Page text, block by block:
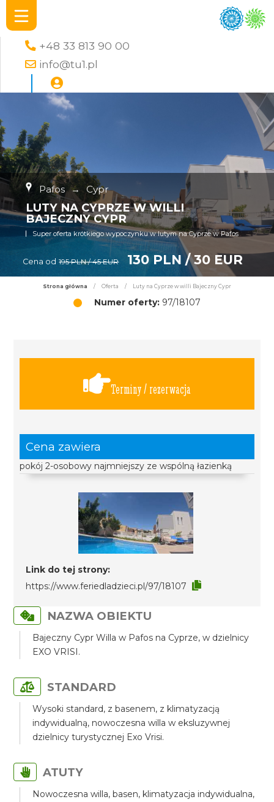
+48 33 813 90 00
info@tu1.pl
Pafos → Cypr
LUTY NA CYPRZE W WILLI
BAJECZNY CYPR
Super oferta krótkiego wypoczynku w lutym na Cyprze w Pafos
Cena od 195 PLN / 45 EUR 130 PLN / 30 EUR
Strona główna / Oferta / Luty na Cyprze w willi Bajeczny Cypr
Numer oferty: 97/18107
Terminy / rezerwacja
Cena zawiera
pokój 2-osobowy najmniejszy ze wspólną łazienką
Link do tej strony:
https://www.feriedladzieci.pl/97/18107
NAZWA OBIEKTU
Bajeczny Cypr Willa w Pafos na Cyprze, w dzielnicy
EXO VRISI.
STANDARD
Wysoki standard, z basenem, z klimatyzacją
indywidualną, nowoczesna willa w eksluzywnej
dzielnicy turystycznej Exo Vrisi.
ATUTY
Nowoczesna willa, basen, klimatyzacja indywidualna,